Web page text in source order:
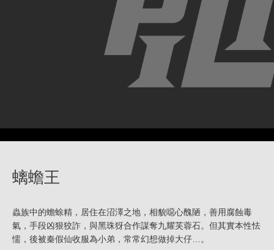
螭蟾王
蟲族中的蟾蜍精，居住在沼澤之地，相貌噁心醜陋，善用腐蝕毒
氣，手段凶狠狡詐，與黑珠犽合作謀奪九耀芙蓉石。但其實本性怯
懦，後被秦假仙收服為小弟，常常幻想做掉大仔…。